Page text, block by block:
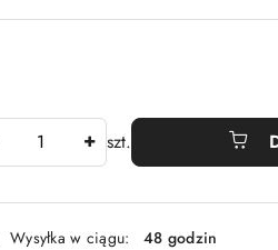
szt.
Wysyłka w ciągu:
48 godzin